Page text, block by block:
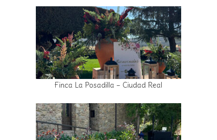
Finca La Posadilla – Ciudad Real